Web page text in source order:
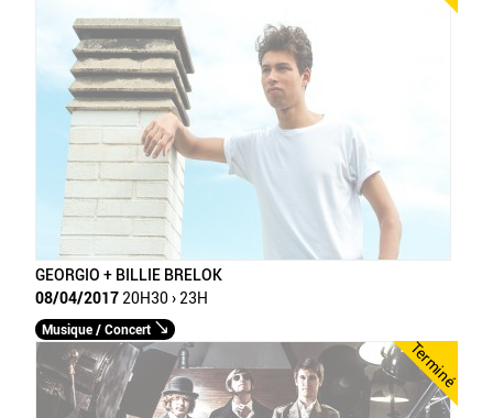
GEORGIO + BILLIE BRELOK
08/04/2017 20H30 › 23H
Musique / Concert
Terminé